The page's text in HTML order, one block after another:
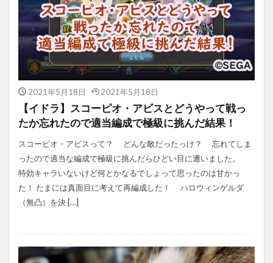
2021年5月18日 2021年5月18日
【イドラ】スコーピオ・アビスとどうやって戦っ
たか忘れたので適当編成で極級に挑んだ結果！
スコーピオ・アビスって？ どんな敵だったっけ？ 忘れてしま
ったので適当な編成で極級に挑んだらひどい目に遭いました。
特効キャラいないけど何とかなるでしょって思ったのは甘かっ
た！ たまには真面目に考えて再編成した！ ハロウィンゲルダ
（無凸）を決 […]